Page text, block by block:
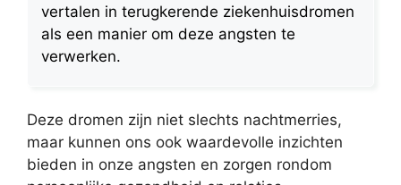
vertalen in terugkerende ziekenhuisdromen
als een manier om deze angsten te
verwerken.
Deze dromen zijn niet slechts nachtmerries,
maar kunnen ons ook waardevolle inzichten
bieden in onze angsten en zorgen rondom